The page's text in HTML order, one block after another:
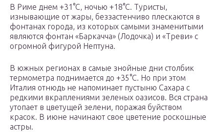
В Риме днем +31°С, ночью +18°С. Туристы,
изнывающие от жары, беззастенчиво плескаются в
фонтанах города, из которых самыми знаменитыми
являются фонтан «Баркачча» (Лодочка) и «Треви» с
огромной фигурой Нептуна.
В южных регионах в самые знойные дни столбик
термометра поднимается до +35°С. Но при этом
Италия отнюдь не напоминает пустыню Сахара с
редкими вкраплениями зеленых оазисов. Вся страна
утопает в цветущей зелени, поражая буйством
красок. В июне начинают свое цветение роскошные
астры.